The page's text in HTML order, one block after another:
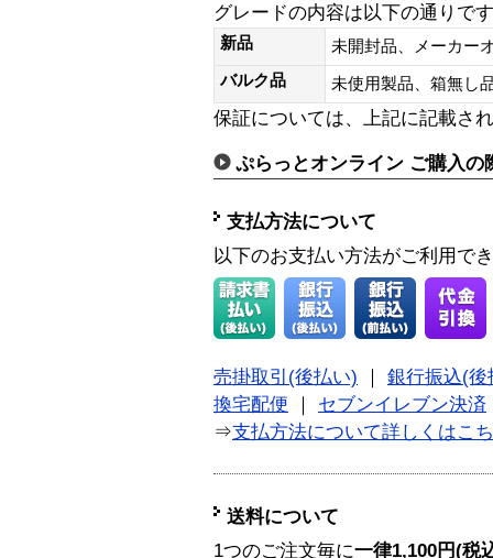
グレードの内容は以下の通りで
新品
未開封品、メーカー
バルク品
未使用製品、箱無
保証については、上記に記載さ
ぷらっとオンライン ご購入の
支払方法について
以下のお支払い方法がご利用で
売掛取引(後払い)
銀行振込(後
換宅配便
セブンイレブン決済
⇒支払方法について詳しくはこ
送料について
1つのご注文毎に一律1,100円(税